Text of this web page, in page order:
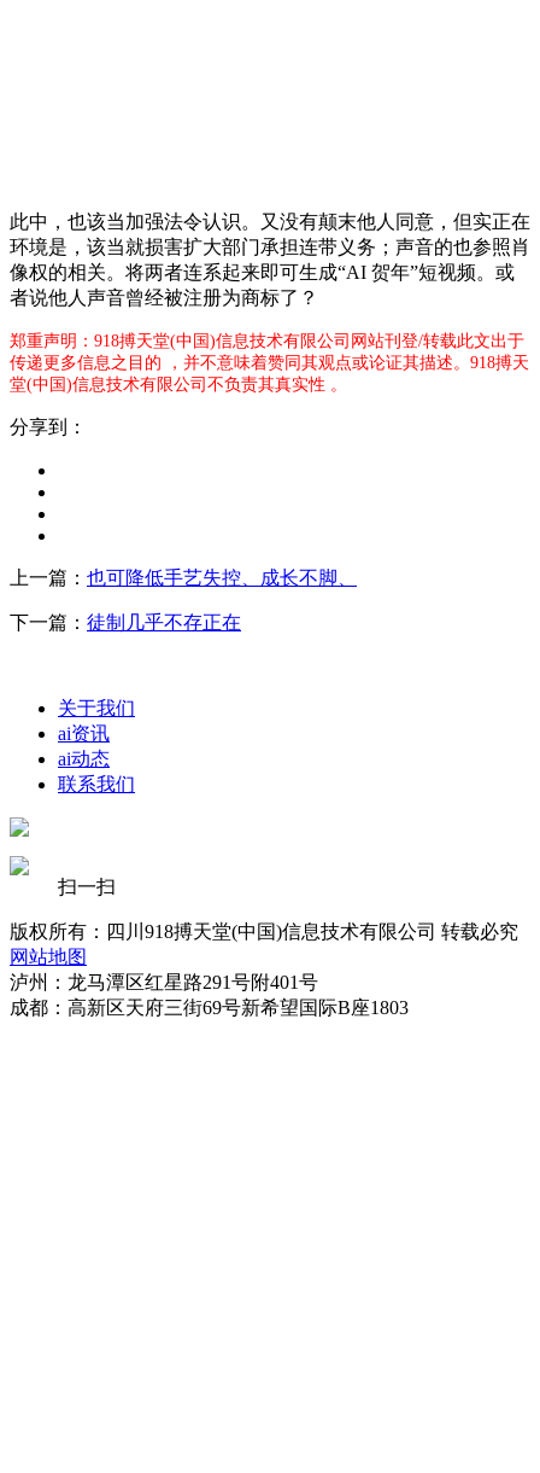
此中，也该当加强法令认识。又没有颠末他人同意，但实正在
环境是，该当就损害扩大部门承担连带义务；声音的也参照肖
像权的相关。将两者连系起来即可生成“AI 贺年”短视频。或
者说他人声音曾经被注册为商标了？
郑重声明：918搏天堂(中国)信息技术有限公司网站刊登/转载此文出于
传递更多信息之目的 ，并不意味着赞同其观点或论证其描述。918搏天
堂(中国)信息技术有限公司不负责其真实性 。
分享到：
上一篇： 也可降低手艺失控、成长不脚、
下一篇： 徒制几乎不存正在
关于我们
ai资讯
ai动态
联系我们
扫一扫
版权所有：四川918搏天堂(中国)信息技术有限公司 转载必究
网站地图
泸州：龙马潭区红星路291号附401号
成都：高新区天府三街69号新希望国际B座1803